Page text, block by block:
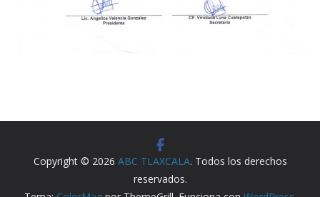
Copyright © 2026 ABC TLAXCALA. Todos los derechos
reservados.